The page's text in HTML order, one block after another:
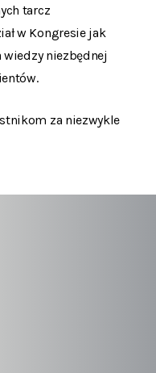
tarcz
w Kongresie jak
niezbędnej
za niezwykle